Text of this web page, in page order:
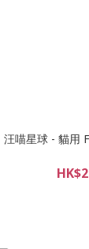
汪喵星球 - 貓用